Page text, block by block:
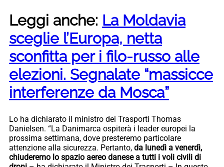
Leggi anche: La Moldavia
sceglie l’Europa, netta
sconfitta per i filo-russo alle
elezioni. Segnalate “massicce
interferenze da Mosca”
Lo ha dichiarato il ministro dei Trasporti Thomas
Danielsen. “La Danimarca ospiterà i leader europei la
prossima settimana, dove presteremo particolare
attenzione alla sicurezza. Pertanto, da lunedì a venerdì,
chiuderemo lo spazio aereo danese a tutti i voli civili di